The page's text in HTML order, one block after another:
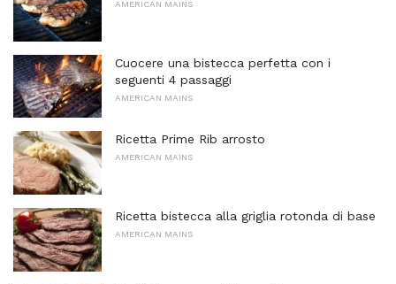
AMERICAN MAINS
Cuocere una bistecca perfetta con i
seguenti 4 passaggi
AMERICAN MAINS
Ricetta Prime Rib arrosto
AMERICAN MAINS
Ricetta bistecca alla griglia rotonda di base
AMERICAN MAINS